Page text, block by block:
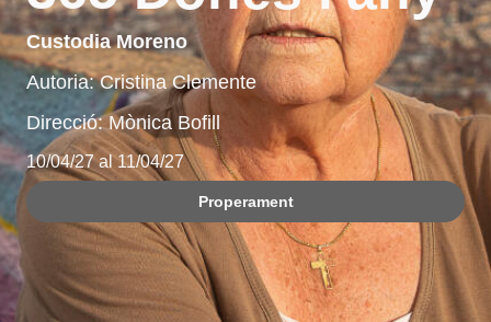
Custodia Moreno
Autoria: Cristina Clemente
Direcció: Mònica Bofill
10/04/27 al 11/04/27
Properament